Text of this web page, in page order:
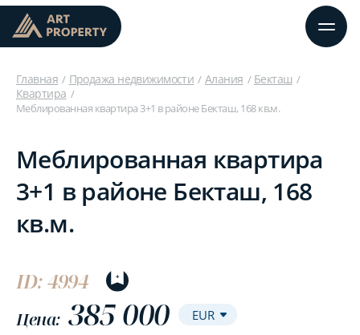
Главная Продажа недвижимости Алания
Бекташ
Квартира
Меблированная квартира 3+1 в районе Бекташ, 168 кв.м.
Меблированная квартира
3+1 в районе Бекташ, 168
кв.м.
ID: 4994
Цена: 385 000